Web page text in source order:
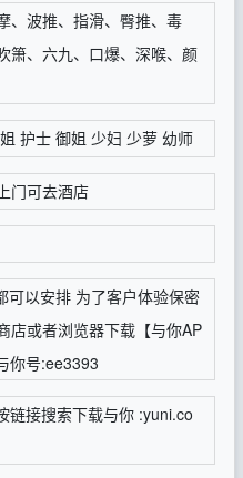
、波推、指滑、臀推、毒
箫、六九、口爆、深喉、颜
护士 御姐 少妇 少萝 幼师
门可去酒店
可以安排 为了客户体验保密
店或者浏览器下载【与你AP
你号:ee3393
链接搜索下载与你 :yuni.co